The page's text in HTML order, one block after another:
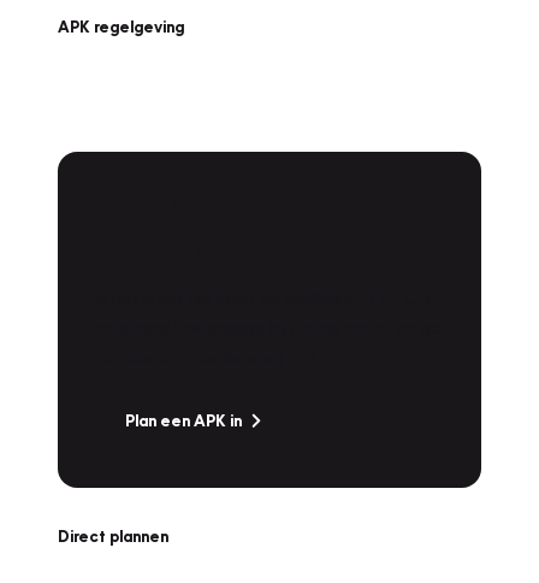
APK regelgeving
Plan een APK in
Direct plannen